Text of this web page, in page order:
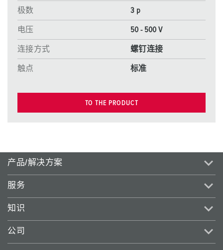
极数 3 p
电压 50 - 500 V
连接方式 螺钉连接
触点 标准
TO THE PRODUCT
产品/解决方案
服务
知识
公司